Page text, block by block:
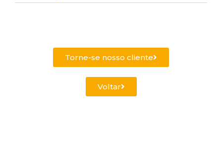
Torne-se nosso cliente
Voltar